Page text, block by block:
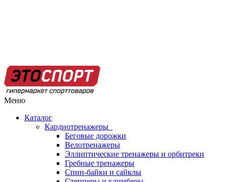
Меню
Каталог
Кардиотренажеры
Беговые дорожки
Велотренажеры
Эллиптические тренажеры и орбитреки
Гребные тренажеры
Спин-байки и сайклы